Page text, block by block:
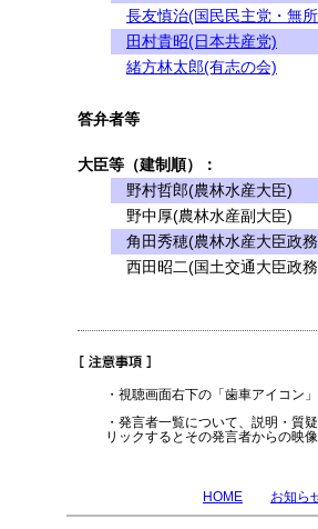
長友慎治(国民民主党・無
田村貴昭(日本共産党)
緒方林太郎(有志の会)
答弁者等
大臣等（建制順）：
野村哲郎(農林水産大臣)
野中厚(農林水産副大臣)
角田秀穂(農林水産大臣政
西田昭二(国土交通大臣政
・視聴画面右下の「歯車アイコン
・発言者一覧について、説明・質
リックするとその発言者からの映
HOME お知ら